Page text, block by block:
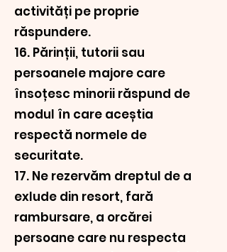
activități pe proprie
răspundere.
16. Părinții, tutorii sau
persoanele majore care
însoțesc minorii răspund de
modul în care aceștia
respectă normele de
securitate.
17. Ne rezervăm dreptul de a
exlude din resort, fară
rambursare, a orcărei
persoane care nu respecta